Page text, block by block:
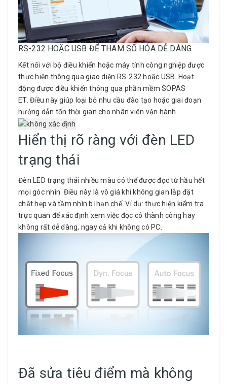
RS-232 HOẶC USB ĐỂ THAM SỐ HÓA DỄ DÀNG
Kết nối với bộ điều khiển hoặc máy tính công nghiệp được
thực hiện thông qua giao diện RS-232 hoặc USB. Hoạt
động được điều khiển thông qua phần mềm SOPAS
ET. Điều này giúp loại bỏ nhu cầu đào tạo hoặc giai đoạn
hướng dẫn tốn thời gian cho nhân viên vận hành.
Hiển thị rõ ràng với đèn LED
trạng thái
Đèn LED trạng thái nhiều màu có thể được đọc từ hầu hết
mọi góc nhìn. Điều này là vô giá khi không gian lắp đặt
chật hẹp và tầm nhìn bị hạn chế. Ví dụ: thực hiện kiểm tra
trực quan để xác định xem việc đọc có thành công hay
không rất dễ dàng, ngay cả khi không có PC.
Đã sửa tiêu điểm mà không